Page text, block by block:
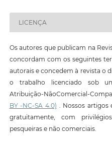
LICENÇA
Os autores que publicam na
concordam com os seguintes
autorais e concedem à revista o
o trabalho licenciado sob
Atribuição-NãoComercial-
BY -NC-SA 4.0) . Nossos
gratuitamente, com
pesqueiras e não comerciais.